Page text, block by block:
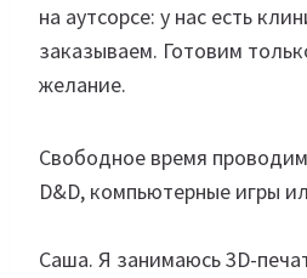
на аутсорсе: у нас есть
заказываем. Готовим
желание.
Свободное время
D&D, компьютерные игры
Саша. Я занимаюсь 3D-